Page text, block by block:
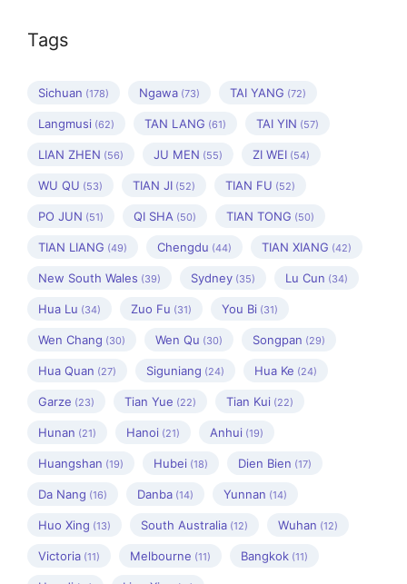
Tags
Sichuan (178) Ngawa (73) TAI YANG (72)
Langmusi (62) TAN LANG (61) TAI YIN (57)
LIAN ZHEN (56) JU MEN (55) ZI WEI (54)
WU QU (53) TIAN JI (52) TIAN FU (52)
PO JUN (51) QI SHA (50) TIAN TONG (50)
TIAN LIANG (49) Chengdu (44) TIAN XIANG (42)
New South Wales (39) Sydney (35) Lu Cun (34)
Hua Lu (34) Zuo Fu (31) You Bi (31)
Wen Chang (30) Wen Qu (30) Songpan (29)
Hua Quan (27) Siguniang (24) Hua Ke (24)
Garze (23) Tian Yue (22) Tian Kui (22)
Hunan (21) Hanoi (21) Anhui (19)
Huangshan (19) Hubei (18) Dien Bien (17)
Da Nang (16) Danba (14) Yunnan (14)
Huo Xing (13) South Australia (12) Wuhan (12)
Victoria (11) Melbourne (11) Bangkok (11)